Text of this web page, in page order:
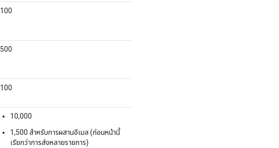
100
500
100
10,000
1,500 สำหรับการผสานอีเมล (ก่อนหน้านี้
เรียกว่าการส่งหลายรายการ)